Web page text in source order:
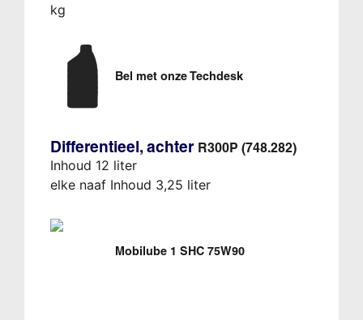
kg
Bel met onze Techdesk
Differentieel, achter R300P (748.282)
Inhoud 12 liter
elke naaf Inhoud 3,25 liter
Mobilube 1 SHC 75W90